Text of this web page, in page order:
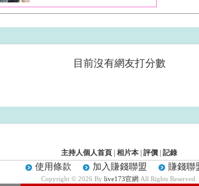
目前沒有網友打分數
主持人個人首頁 相片本 評價 記錄
使用條款 加入賺錢聯盟 賺錢聯
Copyright © 2026 By live173官網 All Rights Reserved.